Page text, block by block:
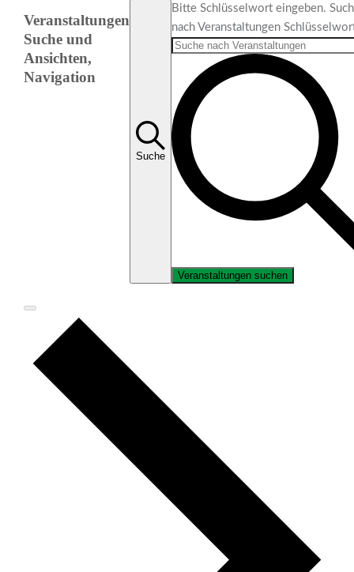
Veranstaltungen
Veranstaltungen
Suche und
Ansichten,
Navigation
Suche
Bitte Schlüsselwort eingeben.
nach Veranstaltungen
Veranstaltungen suchen